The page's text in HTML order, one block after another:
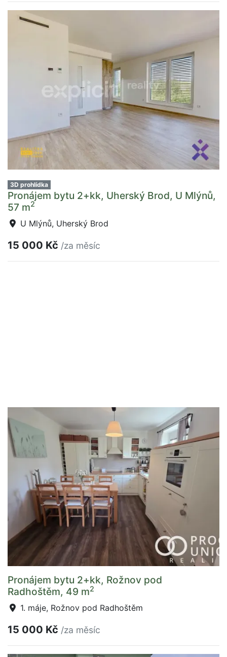
3D prohlídka
Pronájem bytu 2+kk, Uherský Brod, U Mlýnů,
57 m2
U Mlýnů, Uherský Brod
15 000 Kč /za měsíc
Pronájem bytu 2+kk, Rožnov pod
Radhoštěm, 49 m2
1. máje, Rožnov pod Radhoštěm
15 000 Kč /za měsíc